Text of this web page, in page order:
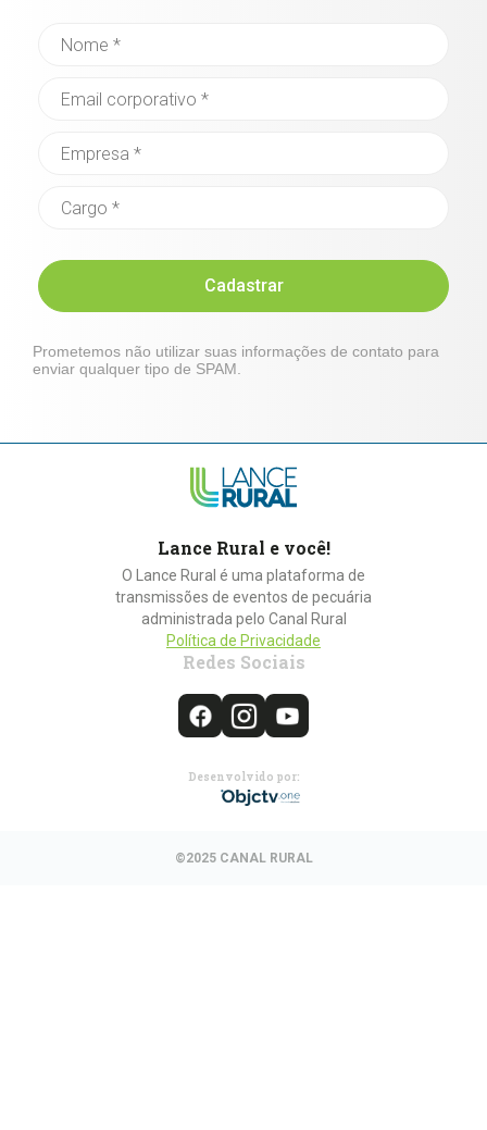
Cadastrar
Prometemos não utilizar suas informações de contato para
enviar qualquer tipo de SPAM.
Lance Rural e você!
O Lance Rural é uma plataforma de
transmissões de eventos de pecuária
administrada pelo Canal Rural
Política de Privacidade
Redes Sociais
Desenvolvido por:
©2025 CANAL RURAL